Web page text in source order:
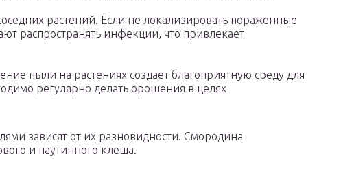
растений. Если не локализировать пораженные
распространять инфекции, что привлекает
пыли на растениях создает благоприятную среду для
регулярно делать орошения в целях
зависят от их разновидности. Смородина
и паутинного клеща.